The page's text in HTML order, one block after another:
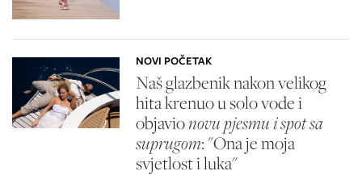
NOVI POČETAK
Naš glazbenik nakon velikog
hita krenuo u solo vode i
objavionovu pjesmu i spot sa
suprugom: "Ona je moja
svjetlost i luka"